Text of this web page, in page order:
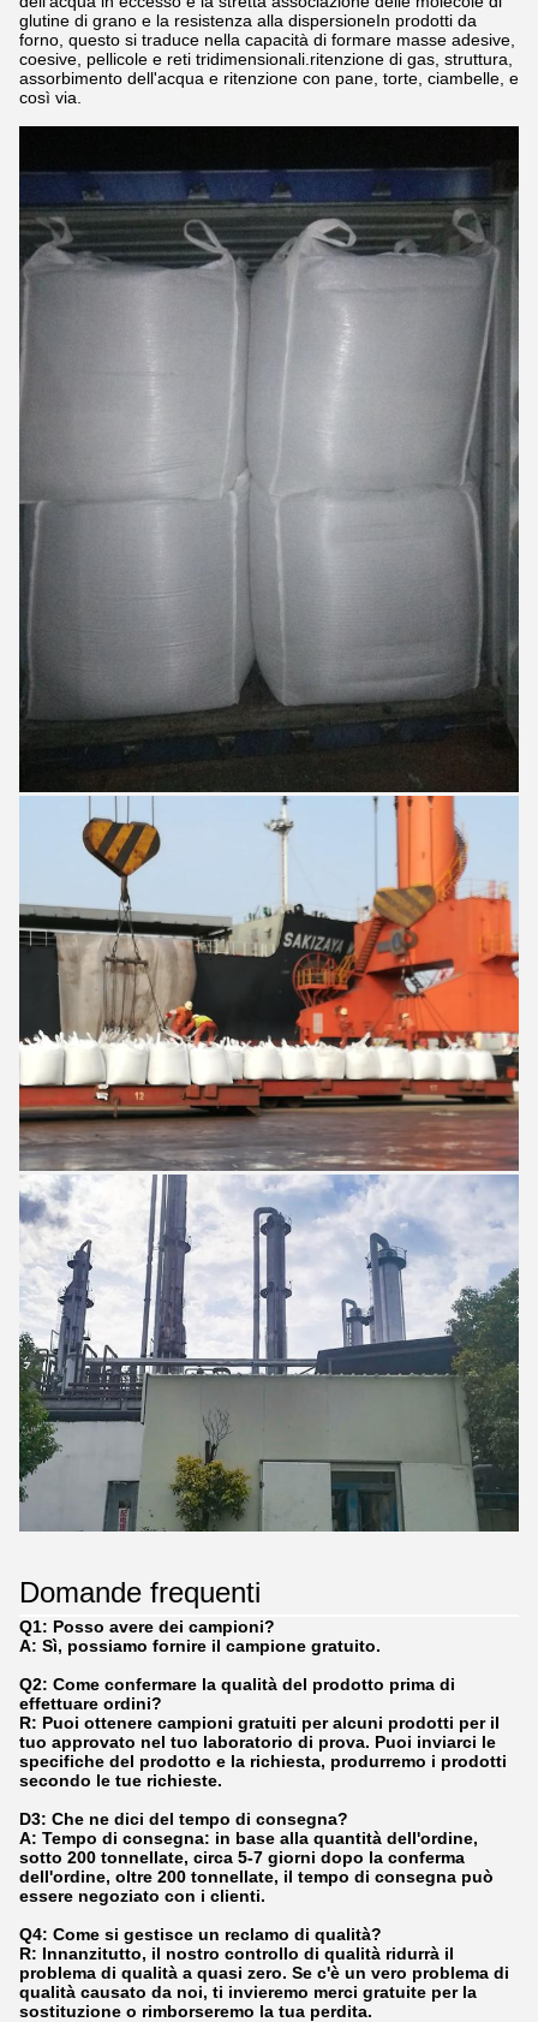
glutine di grano e la resistenza alla dispersioneIn prodotti da
forno, questo si traduce nella capacità di formare masse adesive,
coesive, pellicole e reti tridimensionali.ritenzione di gas, struttura,
assorbimento dell'acqua e ritenzione con pane, torte, ciambelle, e
così via.
Domande frequenti
Q1: Posso avere dei campioni?
A: Sì, possiamo fornire il campione gratuito.
Q2: Come confermare la qualità del prodotto prima di
effettuare ordini?
R: Puoi ottenere campioni gratuiti per alcuni prodotti per il
tuo approvato nel tuo laboratorio di prova. Puoi inviarci le
specifiche del prodotto e la richiesta, produrremo i prodotti
secondo le tue richieste.
D3: Che ne dici del tempo di consegna?
A: Tempo di consegna: in base alla quantità dell'ordine,
sotto 200 tonnellate, circa 5-7 giorni dopo la conferma
dell'ordine, oltre 200 tonnellate, il tempo di consegna può
essere negoziato con i clienti.
Q4: Come si gestisce un reclamo di qualità?
R: Innanzitutto, il nostro controllo di qualità ridurrà il
problema di qualità a quasi zero. Se c'è un vero problema di
qualità causato da noi, ti invieremo merci gratuite per la
sostituzione o rimborseremo la tua perdita.